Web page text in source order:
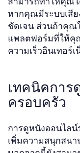
หากคุณมีระบบเสี
ชัดเจน ส่วนถ้าคุณ
แพลตฟอร์มที่ให้คุ
ความเร็วอินเทอร์เ
เทคนิคการ
ครอบครัว
การดูหนังออนไล
เพิ่มความสนุกสน